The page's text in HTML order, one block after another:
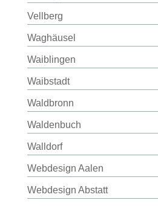
Vellberg
Waghäusel
Waiblingen
Waibstadt
Waldbronn
Waldenbuch
Walldorf
Webdesign Aalen
Webdesign Abstatt